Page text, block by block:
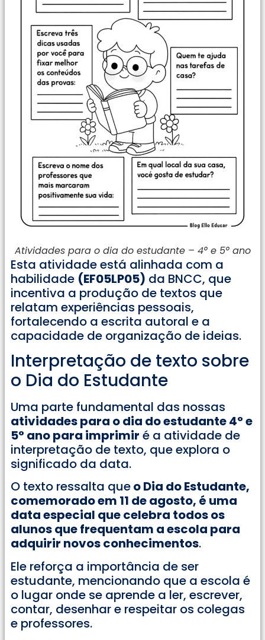
Atividades para o dia do estudante – 4° e 5° ano
Esta atividade está alinhada com a
habilidade (EF05LP05) da BNCC, que
incentiva a produção de textos que
relatam experiências pessoais,
fortalecendo a escrita autoral e a
capacidade de organização de ideias.
Interpretação de texto sobre
o Dia do Estudante
Uma parte fundamental das nossas
atividades para o dia do estudante 4° e
5° ano para imprimir é a atividade de
interpretação de texto, que explora o
significado da data.
O texto ressalta queo Dia do Estudante,
comemorado em 11 de agosto, é uma
data especial que celebra todos os
alunos que frequentam a escola para
adquirir novos conhecimentos.
Ele reforça a importância de ser
estudante, mencionando que a escola é
o lugar onde se aprende a ler, escrever,
contar, desenhar e respeitar os colegas
e professores.